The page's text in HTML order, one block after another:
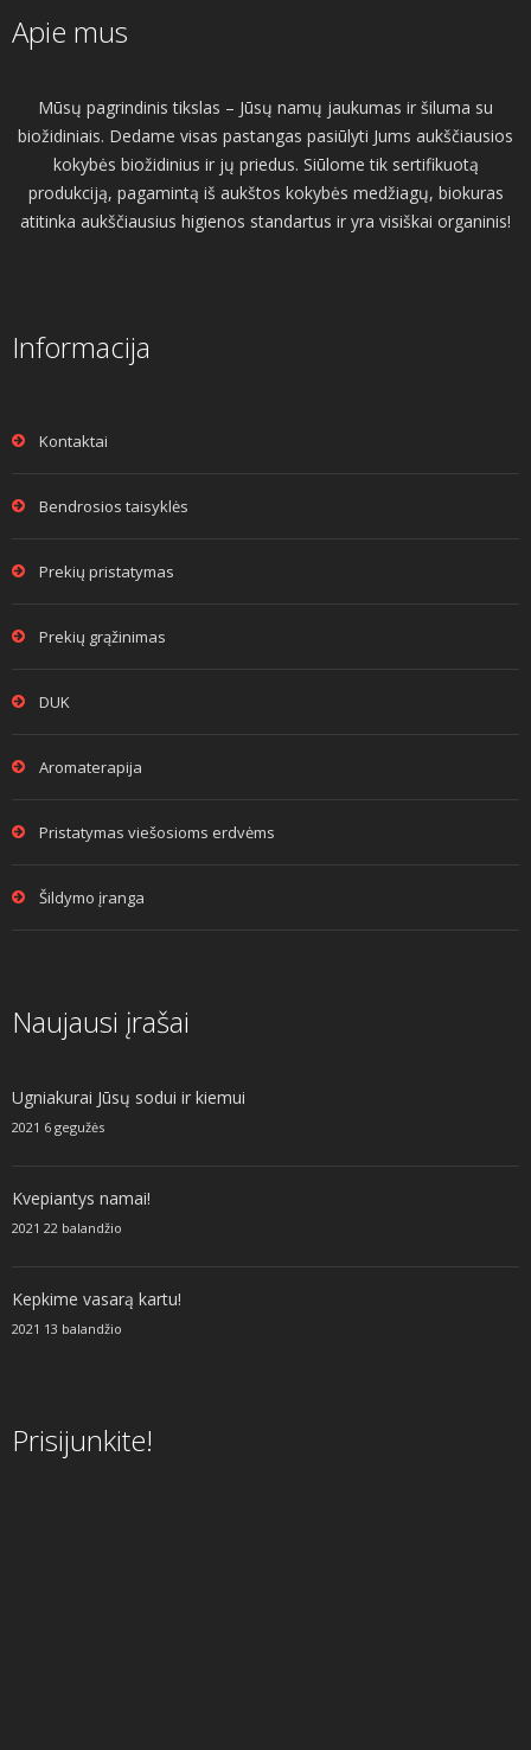
Apie mus
Mūsų pagrindinis tikslas – Jūsų namų jaukumas ir šiluma su
biožidiniais. Dedame visas pastangas pasiūlyti Jums aukščiausios
kokybės biožidinius ir jų priedus. Siūlome tik sertifikuotą
produkciją, pagamintą iš aukštos kokybės medžiagų, biokuras
atitinka aukščiausius higienos standartus ir yra visiškai organinis!
Informacija
Kontaktai
Bendrosios taisyklės
Prekių pristatymas
Prekių grąžinimas
DUK
Aromaterapija
Pristatymas viešosioms erdvėms
Šildymo įranga
Naujausi įrašai
Ugniakurai Jūsų sodui ir kiemui
2021 6 gegužės
Kvepiantys namai!
2021 22 balandžio
Kepkime vasarą kartu!
2021 13 balandžio
Prisijunkite!